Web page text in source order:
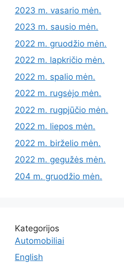
2023 m. vasario mėn.
2023 m. sausio mėn.
2022 m. gruodžio mėn.
2022 m. lapkričio mėn.
2022 m. spalio mėn.
2022 m. rugsėjo mėn.
2022 m. rugpjūčio mėn.
2022 m. liepos mėn.
2022 m. birželio mėn.
2022 m. gegužės mėn.
204 m. gruodžio mėn.
Kategorijos
Automobiliai
English